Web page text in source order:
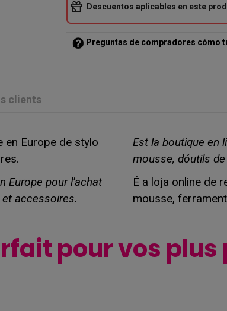
Descuentos aplicables en este
Preguntas de compradores cómo
clients
en Europe de stylo
Europe pour l'achat
accessoires.
Est la boutique en
mousse, dóutils
É a loja online de
mousse,
pour vos